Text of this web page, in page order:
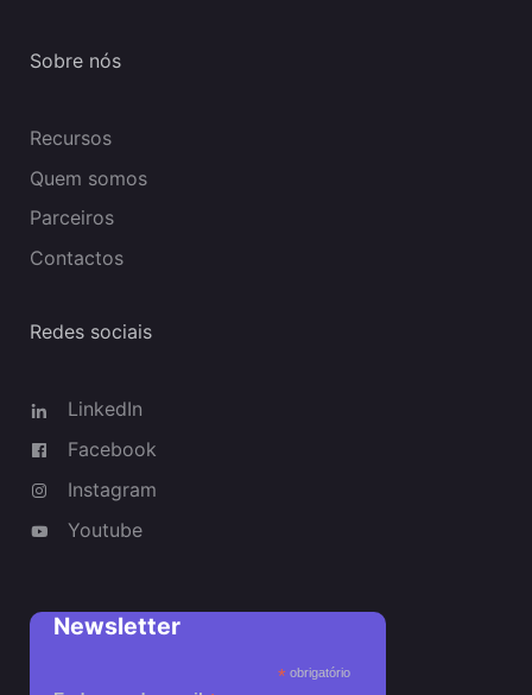
Sobre nós
Recursos
Quem somos
Parceiros
Contactos
Redes sociais
LinkedIn
Facebook
Instagram
Youtube
Newsletter
*obrigatório